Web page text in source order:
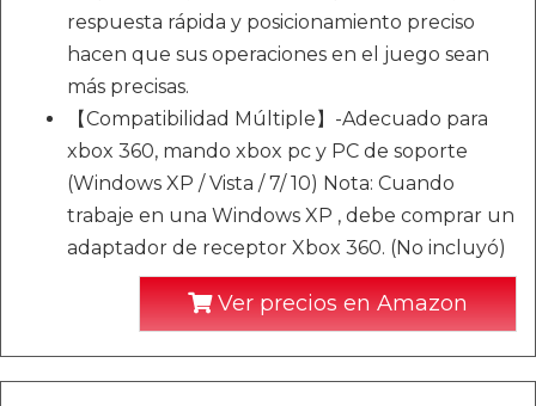
respuesta rápida y posicionamiento preciso
hacen que sus operaciones en el juego sean
más precisas.
【Compatibilidad Múltiple】-Adecuado para
xbox 360, mando xbox pc y PC de soporte
(Windows XP / Vista / 7/ 10) Nota: Cuando
trabaje en una Windows XP , debe comprar un
adaptador de receptor Xbox 360. (No incluyó)
Ver precios en Amazon